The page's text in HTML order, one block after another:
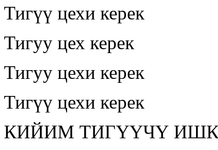
Тигүү цехи керек
Тигуу цех керек
Тигуу цехи керек
Тигүү цехи керек
КИЙИМ ТИГҮҮЧҮ